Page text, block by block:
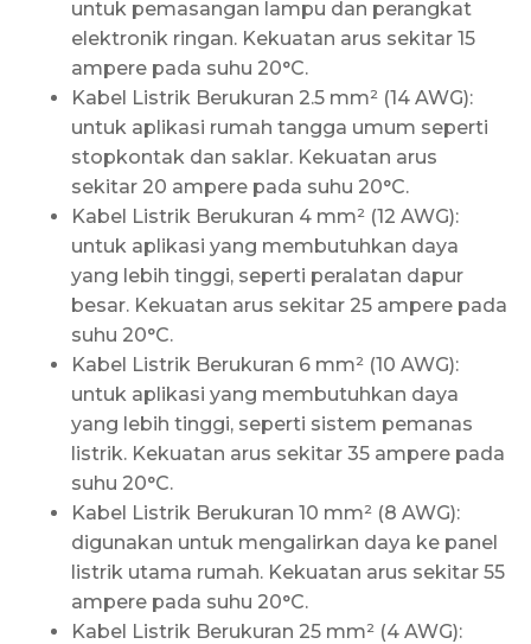
untuk pemasangan lampu dan perangkat
elektronik ringan. Kekuatan arus sekitar 15
ampere pada suhu 20°C.
Kabel Listrik Berukuran 2.5 mm² (14 AWG):
untuk aplikasi rumah tangga umum seperti
stopkontak dan saklar. Kekuatan arus
sekitar 20 ampere pada suhu 20°C.
Kabel Listrik Berukuran 4 mm² (12 AWG):
untuk aplikasi yang membutuhkan daya
yang lebih tinggi, seperti peralatan dapur
besar. Kekuatan arus sekitar 25 ampere pada
suhu 20°C.
Kabel Listrik Berukuran 6 mm² (10 AWG):
untuk aplikasi yang membutuhkan daya
yang lebih tinggi, seperti sistem pemanas
listrik. Kekuatan arus sekitar 35 ampere pada
suhu 20°C.
Kabel Listrik Berukuran 10 mm² (8 AWG):
digunakan untuk mengalirkan daya ke panel
listrik utama rumah. Kekuatan arus sekitar 55
ampere pada suhu 20°C.
Kabel Listrik Berukuran 25 mm² (4 AWG):